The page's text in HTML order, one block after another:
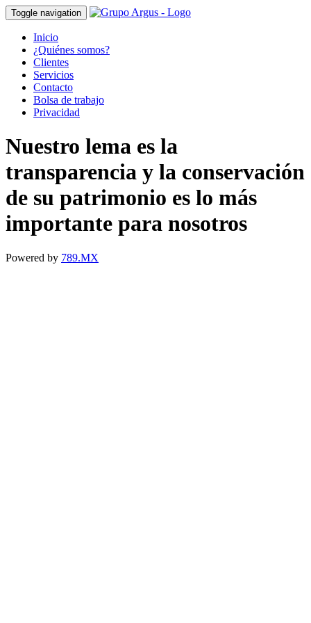
Toggle navigation
Inicio
¿Quiénes somos?
Clientes
Servicios
Contacto
Bolsa de trabajo
Privacidad
Nuestro lema es la
transparencia y la conservación
de su patrimonio es lo más
importante para nosotros
Powered by 789.MX